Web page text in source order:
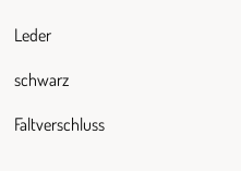
Leder
schwarz
Faltverschluss